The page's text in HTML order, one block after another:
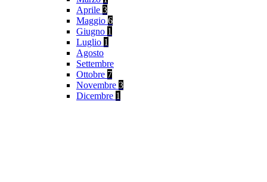
Aprile 3
Maggio 6
Giugno 1
Luglio 1
Agosto
Settembre
Ottobre 7
Novembre 3
Dicembre 1